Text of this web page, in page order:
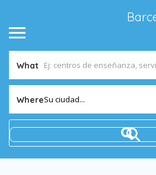
What
WhereSu ciudad...